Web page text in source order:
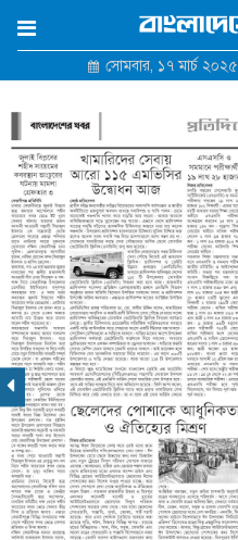
সোমবার, ১৭ মার্চ ২০২৫
যোগাযোগ
শর্তাবলি ও নীতিমালা
গোপনীয়তা নীতি
বিজ্ঞাপন মূল্য তালিকা
পুরোনো সাইট